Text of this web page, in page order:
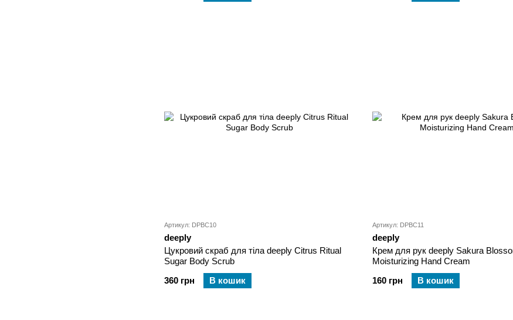
Артикул: DPBC10
deeply
Цукровий скраб для тіла deeply Citrus Ritual
Sugar Body Scrub
360 грн
В кошик
Артикул: DPBC11
deeply
Крем для рук deeply Sakura
Moisturizing Hand Cream
160 грн
В кошик